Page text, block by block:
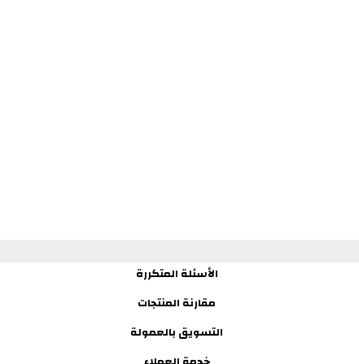
الأسئلة المتكررة
مقارنة المنتجات
التسويق بالعمولة